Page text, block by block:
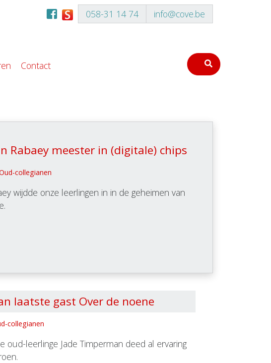
058-31 14 74 info@cove.be
Contact
Rabaey meester in (digitale) chips
collegianen
wijdde onze leerlingen in in de geheimen van
laatste gast Over de noene
collegianen
oud-leerlinge Jade Timperman deed al ervaring